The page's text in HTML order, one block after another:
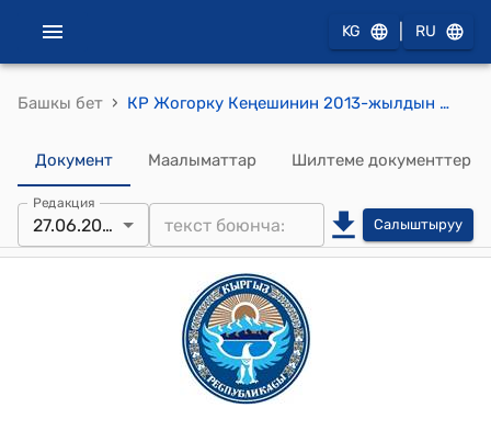
KG RU
Башкы бет › КР Жогорку Кеңешинин 2013-жылдын 27-июнундагы № 3367-V "Терроризмге каршы аракеттенүү жөнүндө" Кыргыз Республикасынын Мыйзамына толуктоолорду жана өзгөртүүлөрдү киргизүү тууралуу" Кыргыз Республикасынын Мыйзамынын долбоорун биринчи окууда кабыл алуу тууралуу" токтому
Документ Маалыматтар Шилтеме документтер
Редакция
27.06.2013 Салыштыруу